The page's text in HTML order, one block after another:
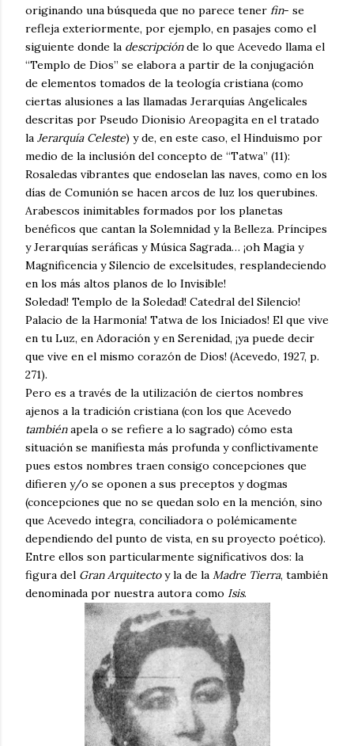
originando una búsqueda que no parece tener fin- se
refleja exteriormente, por ejemplo, en pasajes como el
siguiente donde la descripciónde lo que Acevedo llama el
“Templo de Dios” se elabora a partir de la conjugación
de elementos tomados de la teología cristiana (como
ciertas alusiones a las llamadas Jerarquías Angelicales
descritas por Pseudo Dionisio Areopagita en el tratado
la Jerarquía Celeste) y de, en este caso, el Hinduismo por
medio de la inclusión del concepto de “Tatwa” (11):
Rosaledas vibrantes que endoselan las naves, como en los
días de Comunión se hacen arcos de luz los querubines.
Arabescos inimitables formados por los planetas
benéficos que cantan la Solemnidad y la Belleza. Príncipes
y Jerarquías seráficas y Música Sagrada… ¡oh Magia y
Magnificencia y Silencio de excelsitudes, resplandeciendo
en los más altos planos de lo Invisible!
Soledad! Templo de la Soledad! Catedral del Silencio!
Palacio de la Harmonía! Tatwa de los Iniciados! El que vive
en tu Luz, en Adoración y en Serenidad, ¡ya puede decir
que vive en el mismo corazón de Dios! (Acevedo, 1927, p.
271).
Pero es a través de la utilización de ciertos nombres
ajenos a la tradición cristiana (con los que Acevedo
tambiénapela o se refiere a lo sagrado) cómo esta
situación se manifiesta más profunda y conflictivamente
pues estos nombres traen consigo concepciones que
difieren y/o se oponen a sus preceptos y dogmas
(concepciones que no se quedan solo en la mención, sino
que Acevedo integra, conciliadora o polémicamente
dependiendo del punto de vista, en su proyecto poético).
Entre ellos son particularmente significativos dos: la
figura del Gran Arquitectoy la de la Madre Tierra, también
denominada por nuestra autora como Isis.